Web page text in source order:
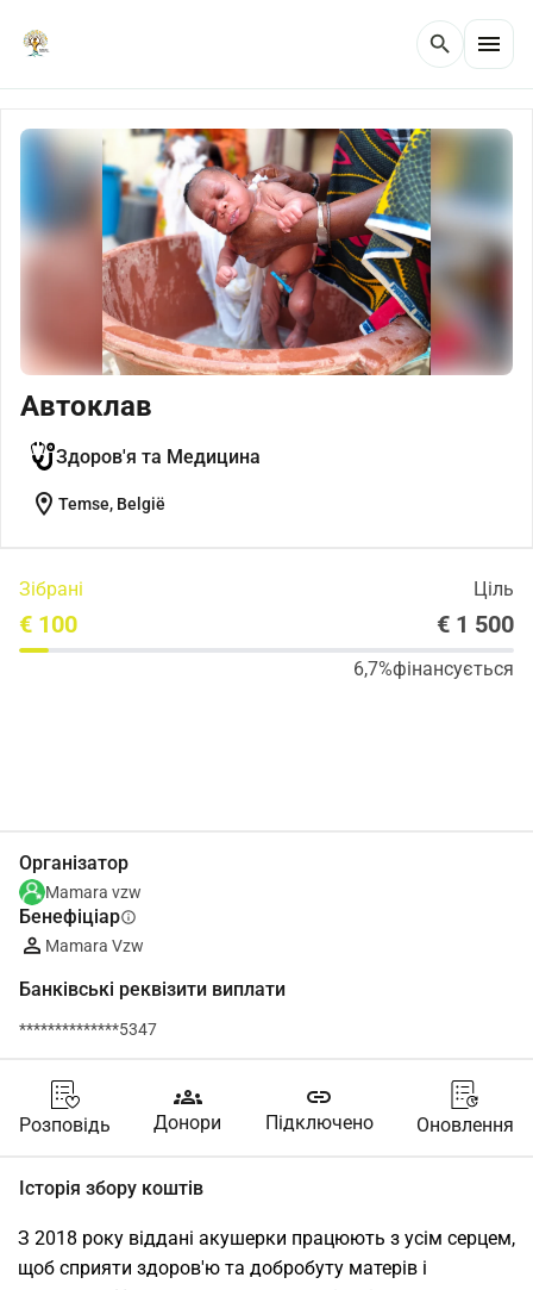
search menu
Автоклав
Здоров'я та Медицина
location_on Temse, België
Зібрані Ціль
€ 100 € 1 500
6,7%фінансується
Організатор
Mamara vzw
Бенефіціарinfo
Mamara Vzw
Банківські реквізити виплати
**************5347
Розповідь
groups
Донори
link
Підключено Оновлення
Історія збору коштів
З 2018 року віддані акушерки працюють з усім серцем,
щоб сприяти здоров'ю та добробуту матерів і